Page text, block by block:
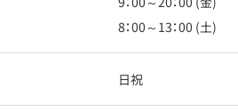
8：00～13：00 (土)
日祝